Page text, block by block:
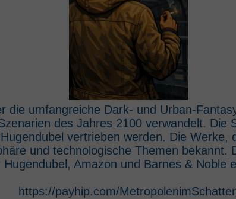
umfangreiche Dark- und Urban-
des Jahres 2100 verwandelt. Die
vertrieben werden. Die
und technologische Themen bekannt.
Hugendubel, Amazon und Barnes & Noble
https://payhip.com/